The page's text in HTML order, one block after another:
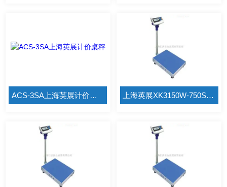
ACS-3SA上海英展计价桌秤 上海英展XK3150W-750SB731计重电子秤指导价的电子秤